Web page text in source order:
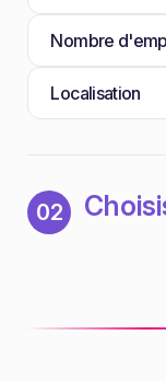
Nombre
Localisation
02